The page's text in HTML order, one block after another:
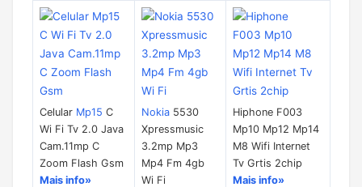
Celular Mp15 C
Wi Fi Tv 2.0 Java
Cam.11mp C
Zoom Flash Gsm
Mais info»
Nokia 5530
Xpressmusic
3.2mp Mp3
Mp4 Fm 4gb
Wi Fi
Hiphone F003
Mp10 Mp12 Mp14
M8 Wifi Internet
Tv Grtis 2chip
Mais info»